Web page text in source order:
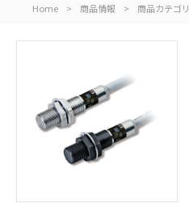
Home > 商品情報 > 商品カテゴリ